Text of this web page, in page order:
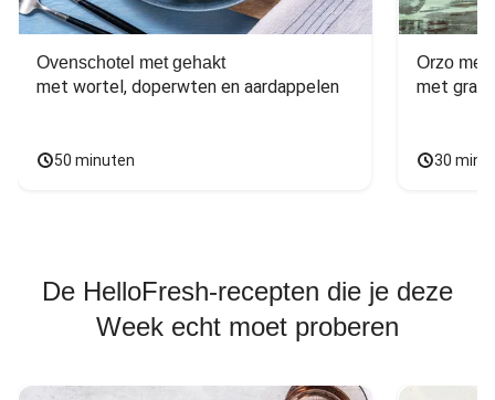
Ovenschotel met gehakt
met wortel, doperwten en aardappelen
50 minuten
Orzo met
met
30
De HelloFresh-recepten die je deze
Week echt moet proberen